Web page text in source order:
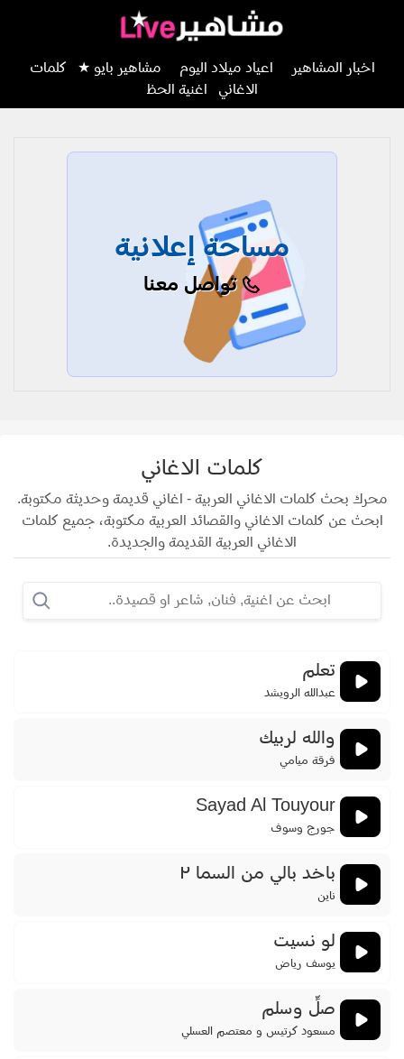
اخبار المشاهير اعياد ميلاد اليوم مشاهير بايو ★
كلمات
الاغاني
اغنية الحظ
مساحة إعلانية
تواصل معنا
كلمات الاغاني
محرك بحث كلمات الاغاني العربية - اغاني قديمة وحديثة مكتوبة.
ابحث عن كلمات الاغاني والقصائد العربية مكتوبة، جميع كلمات
الاغاني العربية القديمة والجديدة.
تعلم
عبدالله الرويشد
والله لربيك
فرقة ميامي
Sayad Al Touyour
جورج وسوف
باخد بالي من السما ٢
ناين
لو نسيت
يوسف رياض
صلِّ وسلم
مسعود كرتيس و معتصم العسلي